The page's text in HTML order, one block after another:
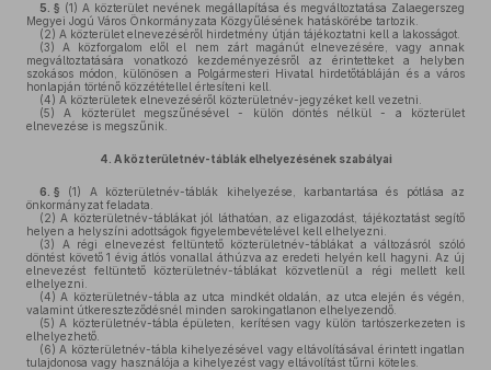
5. § (1) A közterület nevének megállapítása és megváltoztatása Zalaegerszeg
Megyei Jogú Város Önkormányzata Közgyűlésének hatáskörébe tartozik.
(2) A közterület elnevezéséről hirdetmény útján tájékoztatni kell a lakosságot.
(3) A közforgalom elől el nem zárt magánút elnevezésére, vagy annak
megváltoztatására vonatkozó kezdeményezésről az érintetteket a helyben
szokásos módon, különösen a Polgármesteri Hivatal hirdetőtábláján és a város
honlapján történő közzététellel értesíteni kell.
(4) A közterületek elnevezéséről közterületnév-jegyzéket kell vezetni.
(5) A közterület megszűnésével - külön döntés nélkül - a közterület
elnevezése is megszűnik.
4. A közterületnév-táblák elhelyezésének szabályai
6. § (1)
A közterületnév-táblák kihelyezése, karbantartása és pótlása az
önkormányzat feladata.
(2) A közterületnév-táblákat jól láthatóan, az eligazodást, tájékoztatást segítő
helyen a helyszíni adottságok figyelembevételével kell elhelyezni.
(3) A régi elnevezést feltüntető közterületnév-táblákat a változásról szóló
döntést követő 1 évig átlós vonallal áthúzva az eredeti helyén kell hagyni. Az új
elnevezést feltüntető közterületnév-táblákat közvetlenül a régi mellett kell
elhelyezni.
(4) A közterületnév-tábla az utca mindkét oldalán, az utca elején és végén,
valamint útkereszteződésnél minden sarokingatlanon elhelyezendő.
(5) A közterületnév-tábla épületen, kerítésen vagy külön tartószerkezeten is
elhelyezhető.
(6) A közterületnév-tábla kihelyezésével vagy eltávolításával érintett ingatlan
tulajdonosa vagy használója a kihelyezést vagy eltávolítást tűrni köteles.